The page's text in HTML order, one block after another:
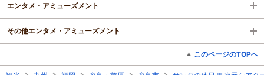
エンタメ・アミューズメント
その他エンタメ・アミューズメント
このページのTOPへ